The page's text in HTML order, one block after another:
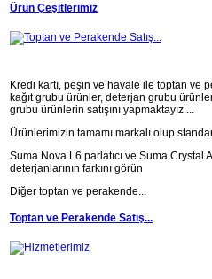
Ürün Çeşitlerimiz
Kredi kartı, peşin ve havale ile toptan ve
kağıt grubu ürünler, deterjan grubu
grubu ürünlerin satışını yapmaktayız....
Ürünlerimizin tamamı markalı olup
Suma Nova L6 parlatıcı ve Suma Crystal
deterjanlarının farkını görün
Diğer toptan ve perakende...
Toptan ve Perakende Satış...